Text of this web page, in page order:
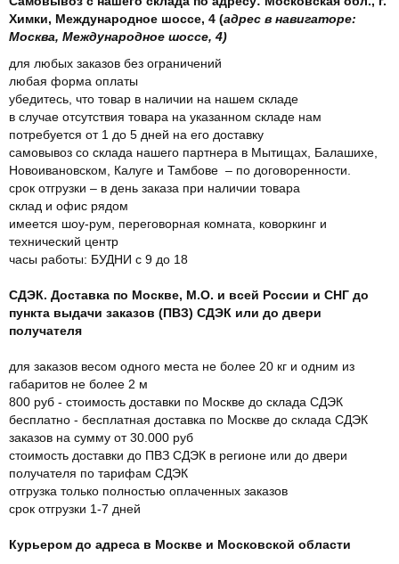
Химки, Международное шоссе, 4 (адрес в навигаторе:
Москва, Международное шоссе, 4)
для любых заказов без ограничений
любая форма оплаты
убедитесь, что товар в наличии на нашем складе
в случае отсутствия товара на указанном складе нам
потребуется от 1 до 5 дней на его доставку
самовывоз со склада нашего партнера в Мытищах, Балашихе,
Новоивановском, Калуге и Тамбове – по договоренности.
срок отгрузки – в день заказа при наличии товара
склад и офис рядом
имеется шоу-рум, переговорная комната, коворкинг и
технический центр
часы работы: БУДНИ с 9 до 18
СДЭК. Доставка по Москве, М.О. и всей России и СНГ до
пункта выдачи заказов (ПВЗ) СДЭК или до двери
получателя
для заказов весом одного места не более 20 кг и одним из
габаритов не более 2 м
800 руб - стоимость доставки по Москве до склада СДЭК
бесплатно - бесплатная доставка по Москве до склада СДЭК
заказов на сумму от 30.000 руб
стоимость доставки до ПВЗ СДЭК в регионе или до двери
получателя по тарифам СДЭК
отгрузка только полностью оплаченных заказов
срок отгрузки 1-7 дней
Курьером до адреса в Москве и Московской области